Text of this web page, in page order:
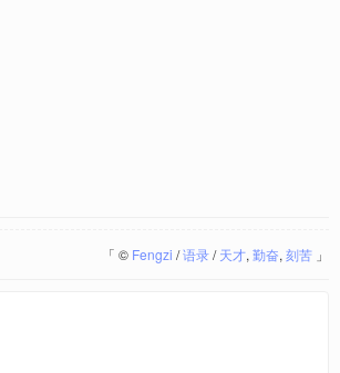
「 © Fengzi /语录/天才, 勤奋, 刻苦 」